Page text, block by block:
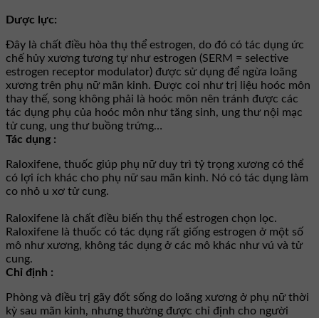
Dược lực:
Đây là chất điều hòa thụ thể estrogen, do đó có tác dụng ức
chế hủy xương tương tự như estrogen (SERM = selective
estrogen receptor modulator) được sử dụng để ngừa loãng
xương trên phụ nữ mãn kinh. Được coi như trị liệu hoóc môn
thay thế, song không phải là hoóc môn nên tránh được các
tác dụng phụ của hoóc môn như tăng sinh, ung thư nội mạc
tử cung, ung thư buồng trứng…
Tác dụng :
Raloxifene, thuốc giúp phụ nữ duy trì tỷ trọng xương có thể
có lợi ích khác cho phụ nữ sau mãn kinh. Nó có tác dụng làm
co nhỏ u xơ tử cung.
Raloxifene là chất điều biến thụ thể estrogen chọn lọc.
Raloxifene là thuốc có tác dụng rất giống estrogen ở một số
mô như xương, không tác dụng ở các mô khác như vú và tử
cung.
Chỉ định :
Phòng và điều trị gãy đốt sống do loãng xương ở phụ nữ thời
kỳ sau mãn kinh, nhưng thường được chỉ định cho người